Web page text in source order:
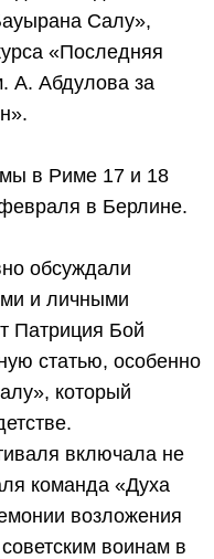
Салу»,
«Последняя
А. Абдулова за
в Риме 17 и 18
в Берлине.
обсуждали
и личными
Патриция Бой
статью, особенно
который
включала не
команда «Духа
возложения
воинам в